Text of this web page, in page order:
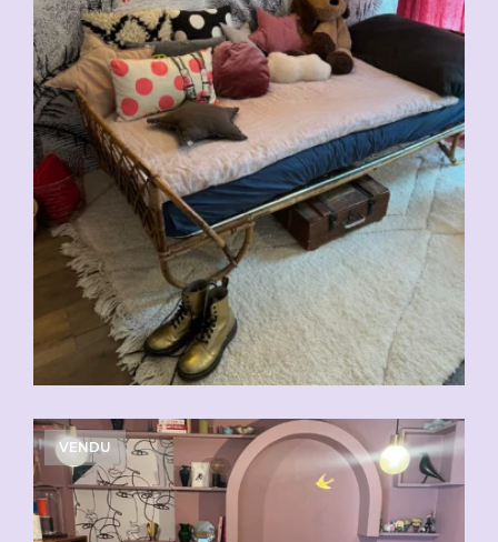
VENDU